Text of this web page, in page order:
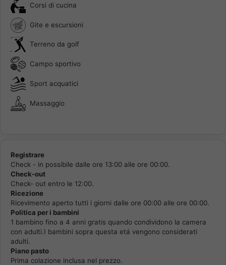
Corsi di cucina
Gite e escursioni
Terreno da golf
Campo sportivo
Sport acquatici
Massaggio
Registrare
Check - in possibile dalle ore 13:00 alle ore 00:00.
Check-out
Check- out entro le 12:00.
Ricezione
Ricevimento aperto tutti i giorni dalle ore 00:00 alle ore 00:00.
Politica per i bambini
1 bambino fino a 4 anni gratis quando condividono la camera
con adulti.I bambini sopra questa etá vengono considerati
adulti.
Piano pasto
Prima colazione inclusa nel prezzo.